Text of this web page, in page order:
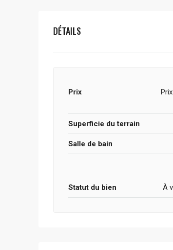
DÉTAILS
Prix
Superficie du terrain
Salle de bain
Statut du bien À